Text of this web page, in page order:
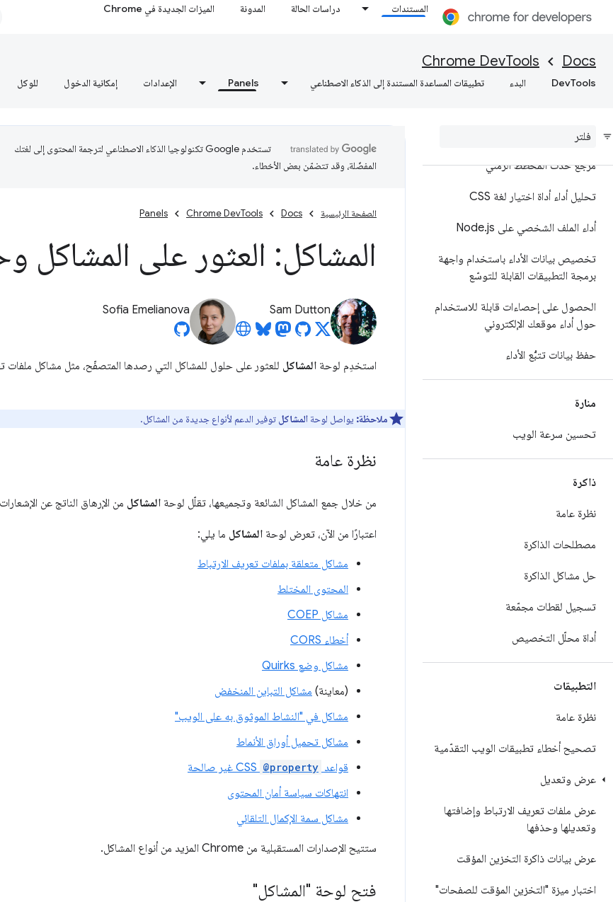
المستندات دراسات الحالة المدونة الميزات الجديدة في Chrome
Docs
Chrome DevTools
DevTools البدء تطبيقات المساعدة المستندة إلى الذكاء الاصطناعي Panels الإعدادات إمكانية الدخول للوكل
نظرة عامة
تحليل أداء وقت التشغيل
إضافة تعليقات توضيحية إلى نتائج
مرجع الميزات
مرجع حدث المخطط الزمني
تحليل أداء أداة اختيار لغة CSS
أداء الملف الشخصي على Node .js
تخصيص بيانات الأداء باستخدام واجهة
برمجة التطبيقات القابلة للتوسّع
الحصول على إحصاءات قابلة للاستخدام
حول أداء موقعك الإلكتروني
حفظ بيانات تتبُّع الأداء
منارة
تحسين سرعة الويب
ذاكرة
نظرة عامة
مصطلحات الذاكرة
حل مشاكل الذاكرة
تسجيل لقطات مجمّعة
أداة محلّل التخصيص
التطبيقات
نظرة عامة
تصحيح أخطاء تطبيقات الويب التقدّمية
عرض وتعديل
عرض ملفات تعريف الارتباط وإضافتها
وتعديلها وحذفها
عرض بيانات ذاكرة التخزين المؤقت
اختبار ميزة "التخزين المؤقت للصفحات"
تستخدم Google تكنولوجيا الذكاء الاصطناعي لترجمة المحتوى إلى لغتك
المفضّلة، وقد تتضمّن بعض الأخطاء.
الصفحة الرئيسية Docs
Chrome DevTools
Panels
المشاكل: العثور على المشاكل
Sam Dutton
Sofia Emelianova
استخدِم لوحة المشاكل للعثور على حلول للمشاكل التي رصدها المتصفّح، مثل مشاكل ملفات
ملاحظة: يواصل لوحة المشاكل توفير الدعم لأنواع جديدة من المشاكل.
نظرة عامة
من خلال جمع المشاكل الشائعة وتجميعها، تقلّل لوحة المشاكل من الإرهاق الناتج عن
اعتبارًا من الآن، تعرض لوحة المشاكل ما يلي:
مشاكل متعلقة بملفات تعريف الارتباط
المحتوى المختلط
مشاكل COEP
أخطاء CORS
مشاكل وضع Quirks
(معاينة) مشاكل التباين المنخفض
مشاكل في "النشاط الموثوق به على الويب"
مشاكل تحميل أوراق الأنماط
قواعد @property
انتهاكات سياسة أمان المحتوى
مشاكل سمة الإكمال التلقائي
ستتيح الإصدارات المستقبلية من Chrome المزيد من أنواع المشاكل.
فتح لوحة "المشاكل"